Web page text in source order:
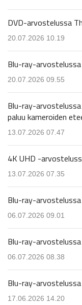
DVD-arvostelussa
20.07.2026 10.19
Blu-ray-
20.07.2026 09.55
Blu-ray-
paluu kameroiden
13.07.2026 07.47
4K UHD -
13.07.2026 07.35
Blu-ray-
06.07.2026 09.01
Blu-ray-
06.07.2026 08.38
Blu-ray-
17.06.2026 14.20